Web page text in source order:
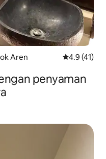
Aren Penarafan
4.9 (41)
penyaman